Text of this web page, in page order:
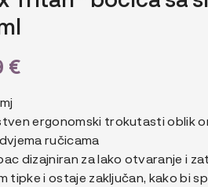
€
ergonomski trokutasti oblik
ručicama
dizajniran za lako otvaranje i
tipke i ostaje zaključan, kako bi